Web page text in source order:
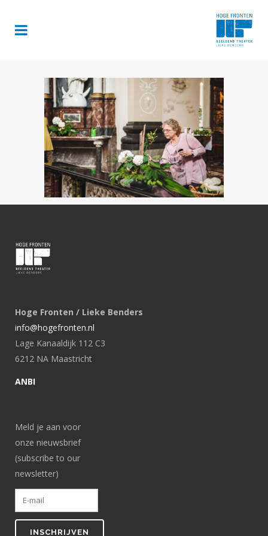
Hoge Fronten / Lieke Benders
info@hogefronten.nl
Lage Kanaaldijk 112 C3
6212 NA Maastricht
ANBI
Meld je aan voor
onze nieuwsbrief
(subscribe to our
newsletter)